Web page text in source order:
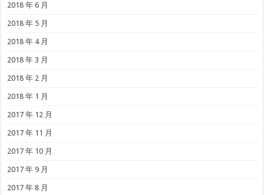
2018 年 6 月
2018 年 5 月
2018 年 4 月
2018 年 3 月
2018 年 2 月
2018 年 1 月
2017 年 12 月
2017 年 11 月
2017 年 10 月
2017 年 9 月
2017 年 8 月